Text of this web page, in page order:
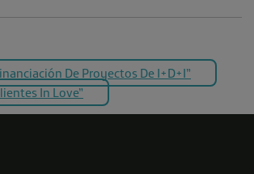
De Proyectos De I+D+i”
In Love”